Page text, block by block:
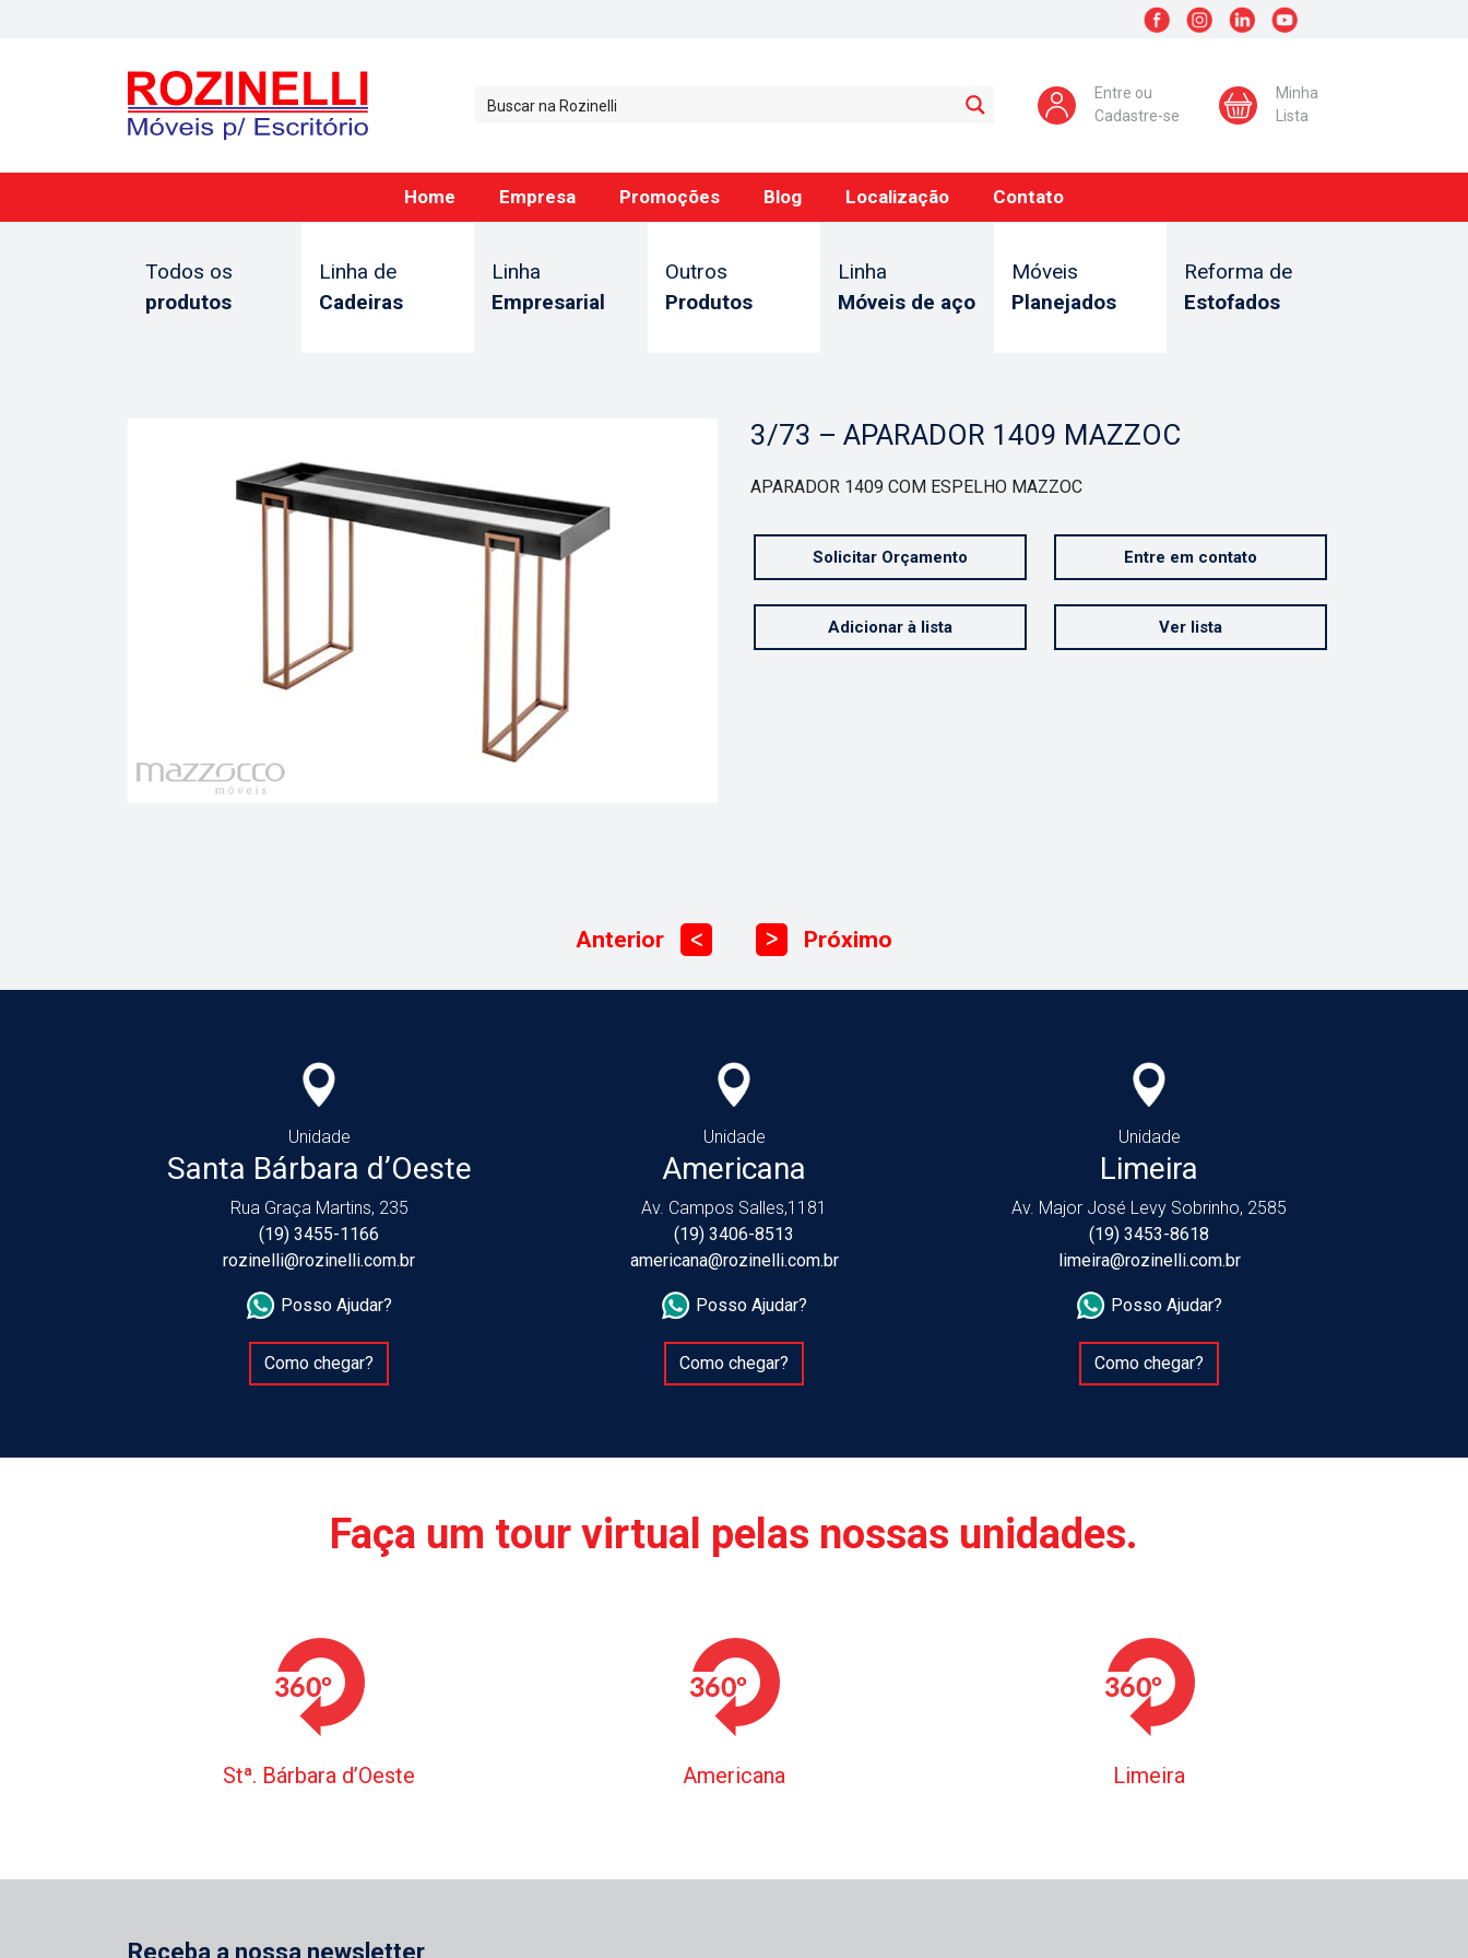
Entre ou
Cadastre-se
Minha
Lista
Home Empresa Promoções Blog Localização Contato
Todos os
produtos
Linha de
Cadeiras
Linha
Empresarial
Outros
Produtos
Linha
Móveis de aço
Móveis
Planejados
Reforma de
Estofados
3/73 – APARADOR 1409 MAZZOC
APARADOR 1409 COM ESPELHO MAZZOC
Solicitar Orçamento Entre em contato
Adicionar à lista Ver lista
Anterior ᐳ ᐳ Próximo
Unidade
Santa Bárbara d’Oeste
Rua Graça Martins, 235
(19) 3455-1166
rozinelli@rozinelli.com.br
Posso Ajudar?
Como chegar?
Unidade
Americana
Av. Campos Salles,1181
(19) 3406-8513
americana@rozinelli.com.br
Posso Ajudar?
Como chegar?
Unidade
Limeira
Av. Major José Levy Sobrinho, 2585
(19) 3453-8618
limeira@rozinelli.com.br
Posso Ajudar?
Como chegar?
Faça um tour virtual pelas nossas unidades.
Stª. Bárbara d’Oeste Americana Limeira
Receba a nossa newsletter